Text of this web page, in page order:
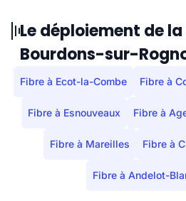
Le déploiement de
Bourdons-sur-
Fibre à Ecot-la-Combe Fibre à
Fibre à Esnouveaux Fibre à
Fibre à Mareilles Fibre à
Fibre à Andelot-